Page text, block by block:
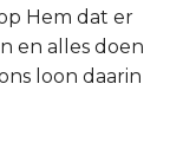
Hem dat er
en alles doen
loon daarin